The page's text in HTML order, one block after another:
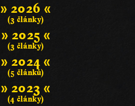
» 2026 «
(3 články)
» 2025 «
(3 články)
» 2024 «
(5 článků)
» 2023 «
(4 články)